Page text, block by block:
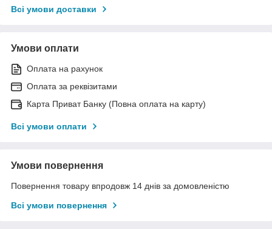
Всі умови доставки
Умови оплати
Оплата на рахунок
Оплата за реквізитами
Карта Приват Банку (Повна оплата на карту)
Всі умови оплати
Умови повернення
Повернення товару впродовж 14 днів за домовленістю
Всі умови повернення